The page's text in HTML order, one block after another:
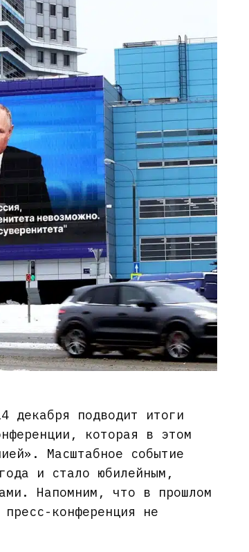
декабря подводит итоги
которая в этом
Масштабное событие
и стало юбилейным,
Напомним, что в прошлом
конференция не